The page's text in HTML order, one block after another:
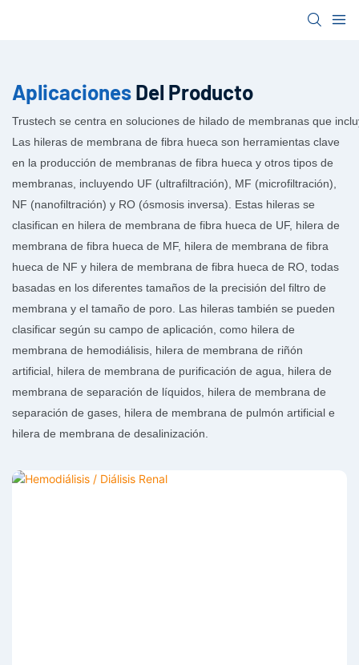
AplicacionesDel Producto
Trustech se centra en soluciones de hilado de membranas que
Las hileras de membrana de fibra hueca son herramientas clave
en la producción de membranas de fibra hueca y otros tipos de
membranas, incluyendo UF (ultrafiltración), MF (microfiltración),
NF (nanofiltración) y RO (ósmosis inversa). Estas hileras se
clasifican en hilera de membrana de fibra hueca de UF, hilera de
membrana de fibra hueca de MF, hilera de membrana de fibra
hueca de NF y hilera de membrana de fibra hueca de RO, todas
basadas en los diferentes tamaños de la precisión del filtro de
membrana y el tamaño de poro. Las hileras también se pueden
clasificar según su campo de aplicación, como hilera de
membrana de hemodiálisis, hilera de membrana de riñón
artificial, hilera de membrana de purificación de agua, hilera de
membrana de separación de líquidos, hilera de membrana de
separación de gases, hilera de membrana de pulmón artificial e
hilera de membrana de desalinización.